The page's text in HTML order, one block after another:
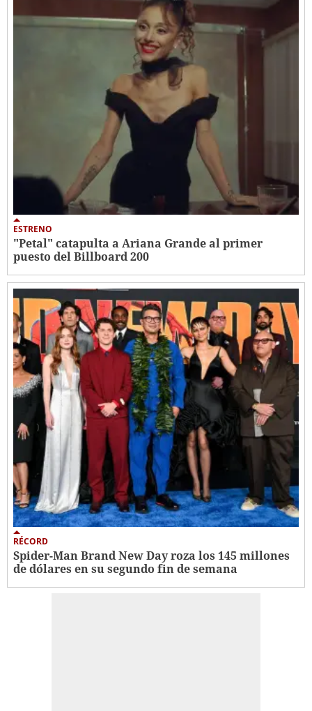
ESTRENO
"Petal" catapulta a Ariana Grande al primer
puesto del Billboard 200
RÉCORD
Spider-Man Brand New Day roza los 145 millones
de dólares en su segundo fin de semana